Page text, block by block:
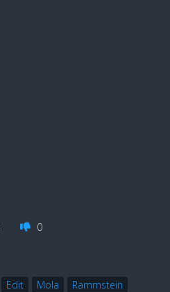
0
Edit Mola Rammstein